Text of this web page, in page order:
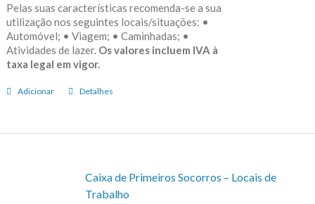
Pelas suas características recomenda-se a sua
utilização nos seguintes locais/situações: •
Automóvel; • Viagem; • Caminhadas; •
Atividades de lazer. Os valores incluem IVA à
taxa legal em vigor.
Adicionar Detalhes
Caixa de Primeiros Socorros – Locais de
Trabalho